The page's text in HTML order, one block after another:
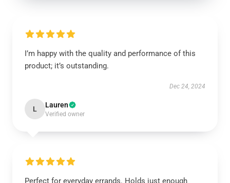
I’m happy with the quality and performance of this
product; it’s outstanding.
Dec 24, 2024
L Lauren
Verified owner
Perfect for everyday errands. Holds just enough